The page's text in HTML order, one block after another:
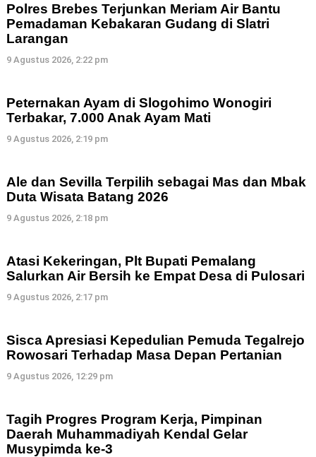
Polres Brebes Terjunkan Meriam Air Bantu
Pemadaman Kebakaran Gudang di Slatri
Larangan
9 Agustus 2026, 2:22 pm
Peternakan Ayam di Slogohimo Wonogiri
Terbakar, 7.000 Anak Ayam Mati
9 Agustus 2026, 2:19 pm
Ale dan Sevilla Terpilih sebagai Mas dan Mbak
Duta Wisata Batang 2026
9 Agustus 2026, 2:18 pm
Atasi Kekeringan, Plt Bupati Pemalang
Salurkan Air Bersih ke Empat Desa di Pulosari
9 Agustus 2026, 2:17 pm
Sisca Apresiasi Kepedulian Pemuda Tegalrejo
Rowosari Terhadap Masa Depan Pertanian
9 Agustus 2026, 12:29 pm
Tagih Progres Program Kerja, Pimpinan
Daerah Muhammadiyah Kendal Gelar
Musypimda ke-3